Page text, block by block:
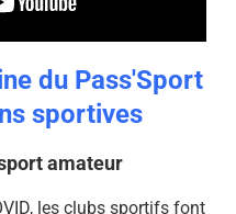
du Pass'Sport
sportives
amateur
les clubs sportifs font